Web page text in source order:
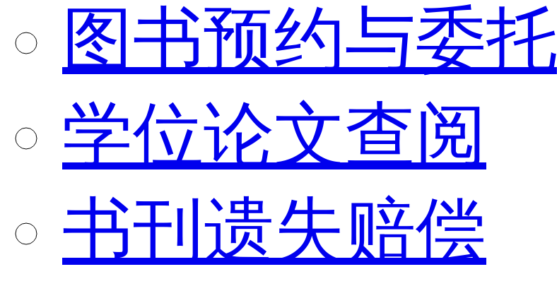
图书预约与委托
学位论文查阅
书刊遗失赔偿